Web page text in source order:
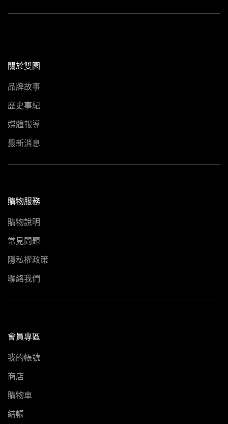
關於雙園
品牌故事
歷史事紀
媒體報導
最新消息
購物服務
購物說明
常見問題
隱私權政策
聯絡我們
會員專區
我的帳號
商店
購物車
結帳